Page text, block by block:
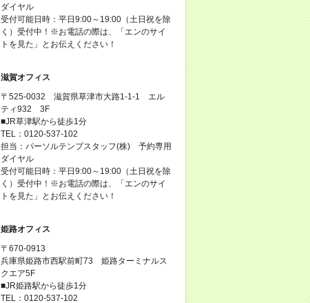
ダイヤル
受付可能日時：平日9:00～19:00（土日祝を除
く）受付中！※お電話の際は、「エンのサイ
トを見た」とお伝えください！
滋賀オフィス
〒525-0032 滋賀県草津市大路1-1-1 エル
ティ932 3F
■JR草津駅から徒歩1分
TEL：0120-537-102
担当：パーソルテンプスタッフ(株) 予約専用
ダイヤル
受付可能日時：平日9:00～19:00（土日祝を除
く）受付中！※お電話の際は、「エンのサイ
トを見た」とお伝えください！
姫路オフィス
〒670-0913
兵庫県姫路市西駅前町73 姫路ターミナルス
クエア5F
■JR姫路駅から徒歩1分
TEL：0120-537-102